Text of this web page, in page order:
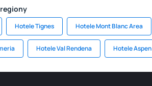
Hotele Tignes Hotele Mont Blanc Area
Hotele Val Rendena Hotele Aspen